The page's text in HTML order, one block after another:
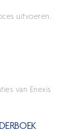
uitvoeren.
van Enexis